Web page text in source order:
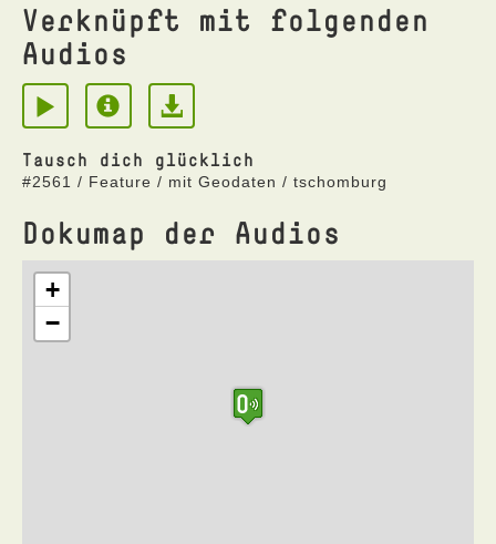
Verknüpft mit folgenden
Audios
Tausch dich glücklich
#2561 / Feature / mit Geodaten / tschomburg
Dokumap der Audios